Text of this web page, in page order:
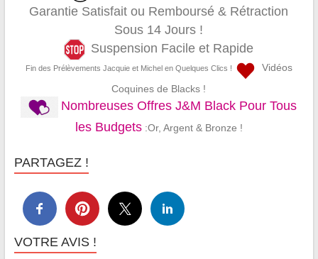
Garantie Satisfait ou Remboursé & Rétraction
Sous 14 Jours !
Suspension Facile et Rapide
Fin des Prélèvements Jacquie et Michel en Quelques Clics !
Vidéos
Coquines de Blacks !
Nombreuses Offres J&M Black Pour Tous
les Budgets:Or, Argent & Bronze !
PARTAGEZ !
VOTRE AVIS !